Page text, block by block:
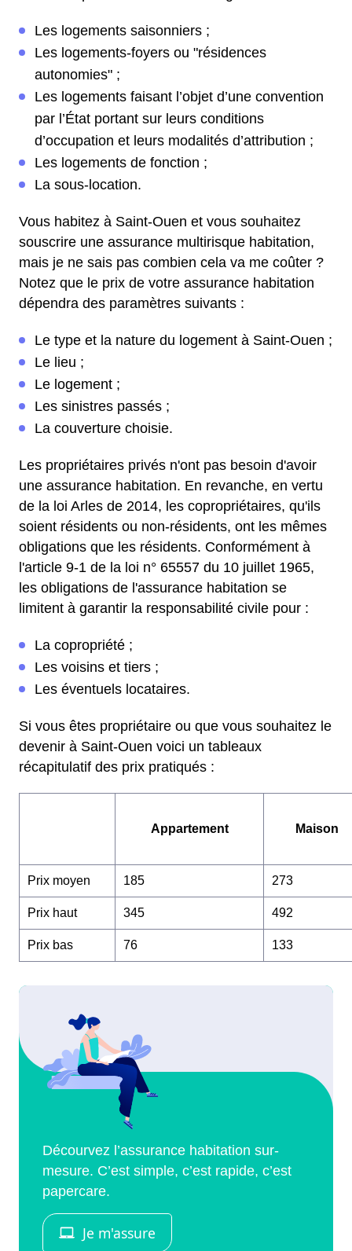
Les logements saisonniers ;
Les logements-foyers ou "résidences
autonomies" ;
Les logements faisant l’objet d’une convention
par l’État portant sur leurs conditions
d’occupation et leurs modalités d’attribution ;
Les logements de fonction ;
La sous-location.
Vous habitez à Saint-Ouen et vous souhaitez
souscrire une assurance multirisque habitation,
mais je ne sais pas combien cela va me coûter ?
Notez que le prix de votre assurance habitation
dépendra des paramètres suivants :
Le type et la nature du logement à Saint-Ouen ;
Le lieu ;
Le logement ;
Les sinistres passés ;
La couverture choisie.
Les propriétaires privés n'ont pas besoin d'avoir
une assurance habitation. En revanche, en vertu
de la loi Arles de 2014, les copropriétaires, qu'ils
soient résidents ou non-résidents, ont les mêmes
obligations que les résidents. Conformément à
l'article 9-1 de la loi n° 65557 du 10 juillet 1965,
les obligations de l'assurance habitation se
limitent à garantir la responsabilité civile pour :
La copropriété ;
Les voisins et tiers ;
Les éventuels locataires.
Si vous êtes propriétaire ou que vous souhaitez le
devenir à Saint-Ouen voici un tableaux
récapitulatif des prix pratiqués :
Appartement Maison
Prix moyen 185 273
Prix haut 345 492
Prix bas 76 133